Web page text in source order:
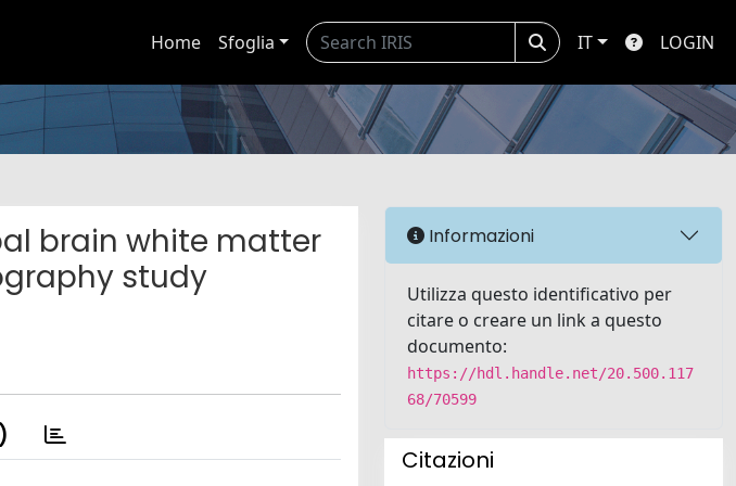
Home Sfoglia IT LOGIN
brain white matter
study
Informazioni
Utilizza questo identificativo per
citare o creare un link a questo
documento:
https://hdl.handle.net/20.500.117
68/70599
Citazioni